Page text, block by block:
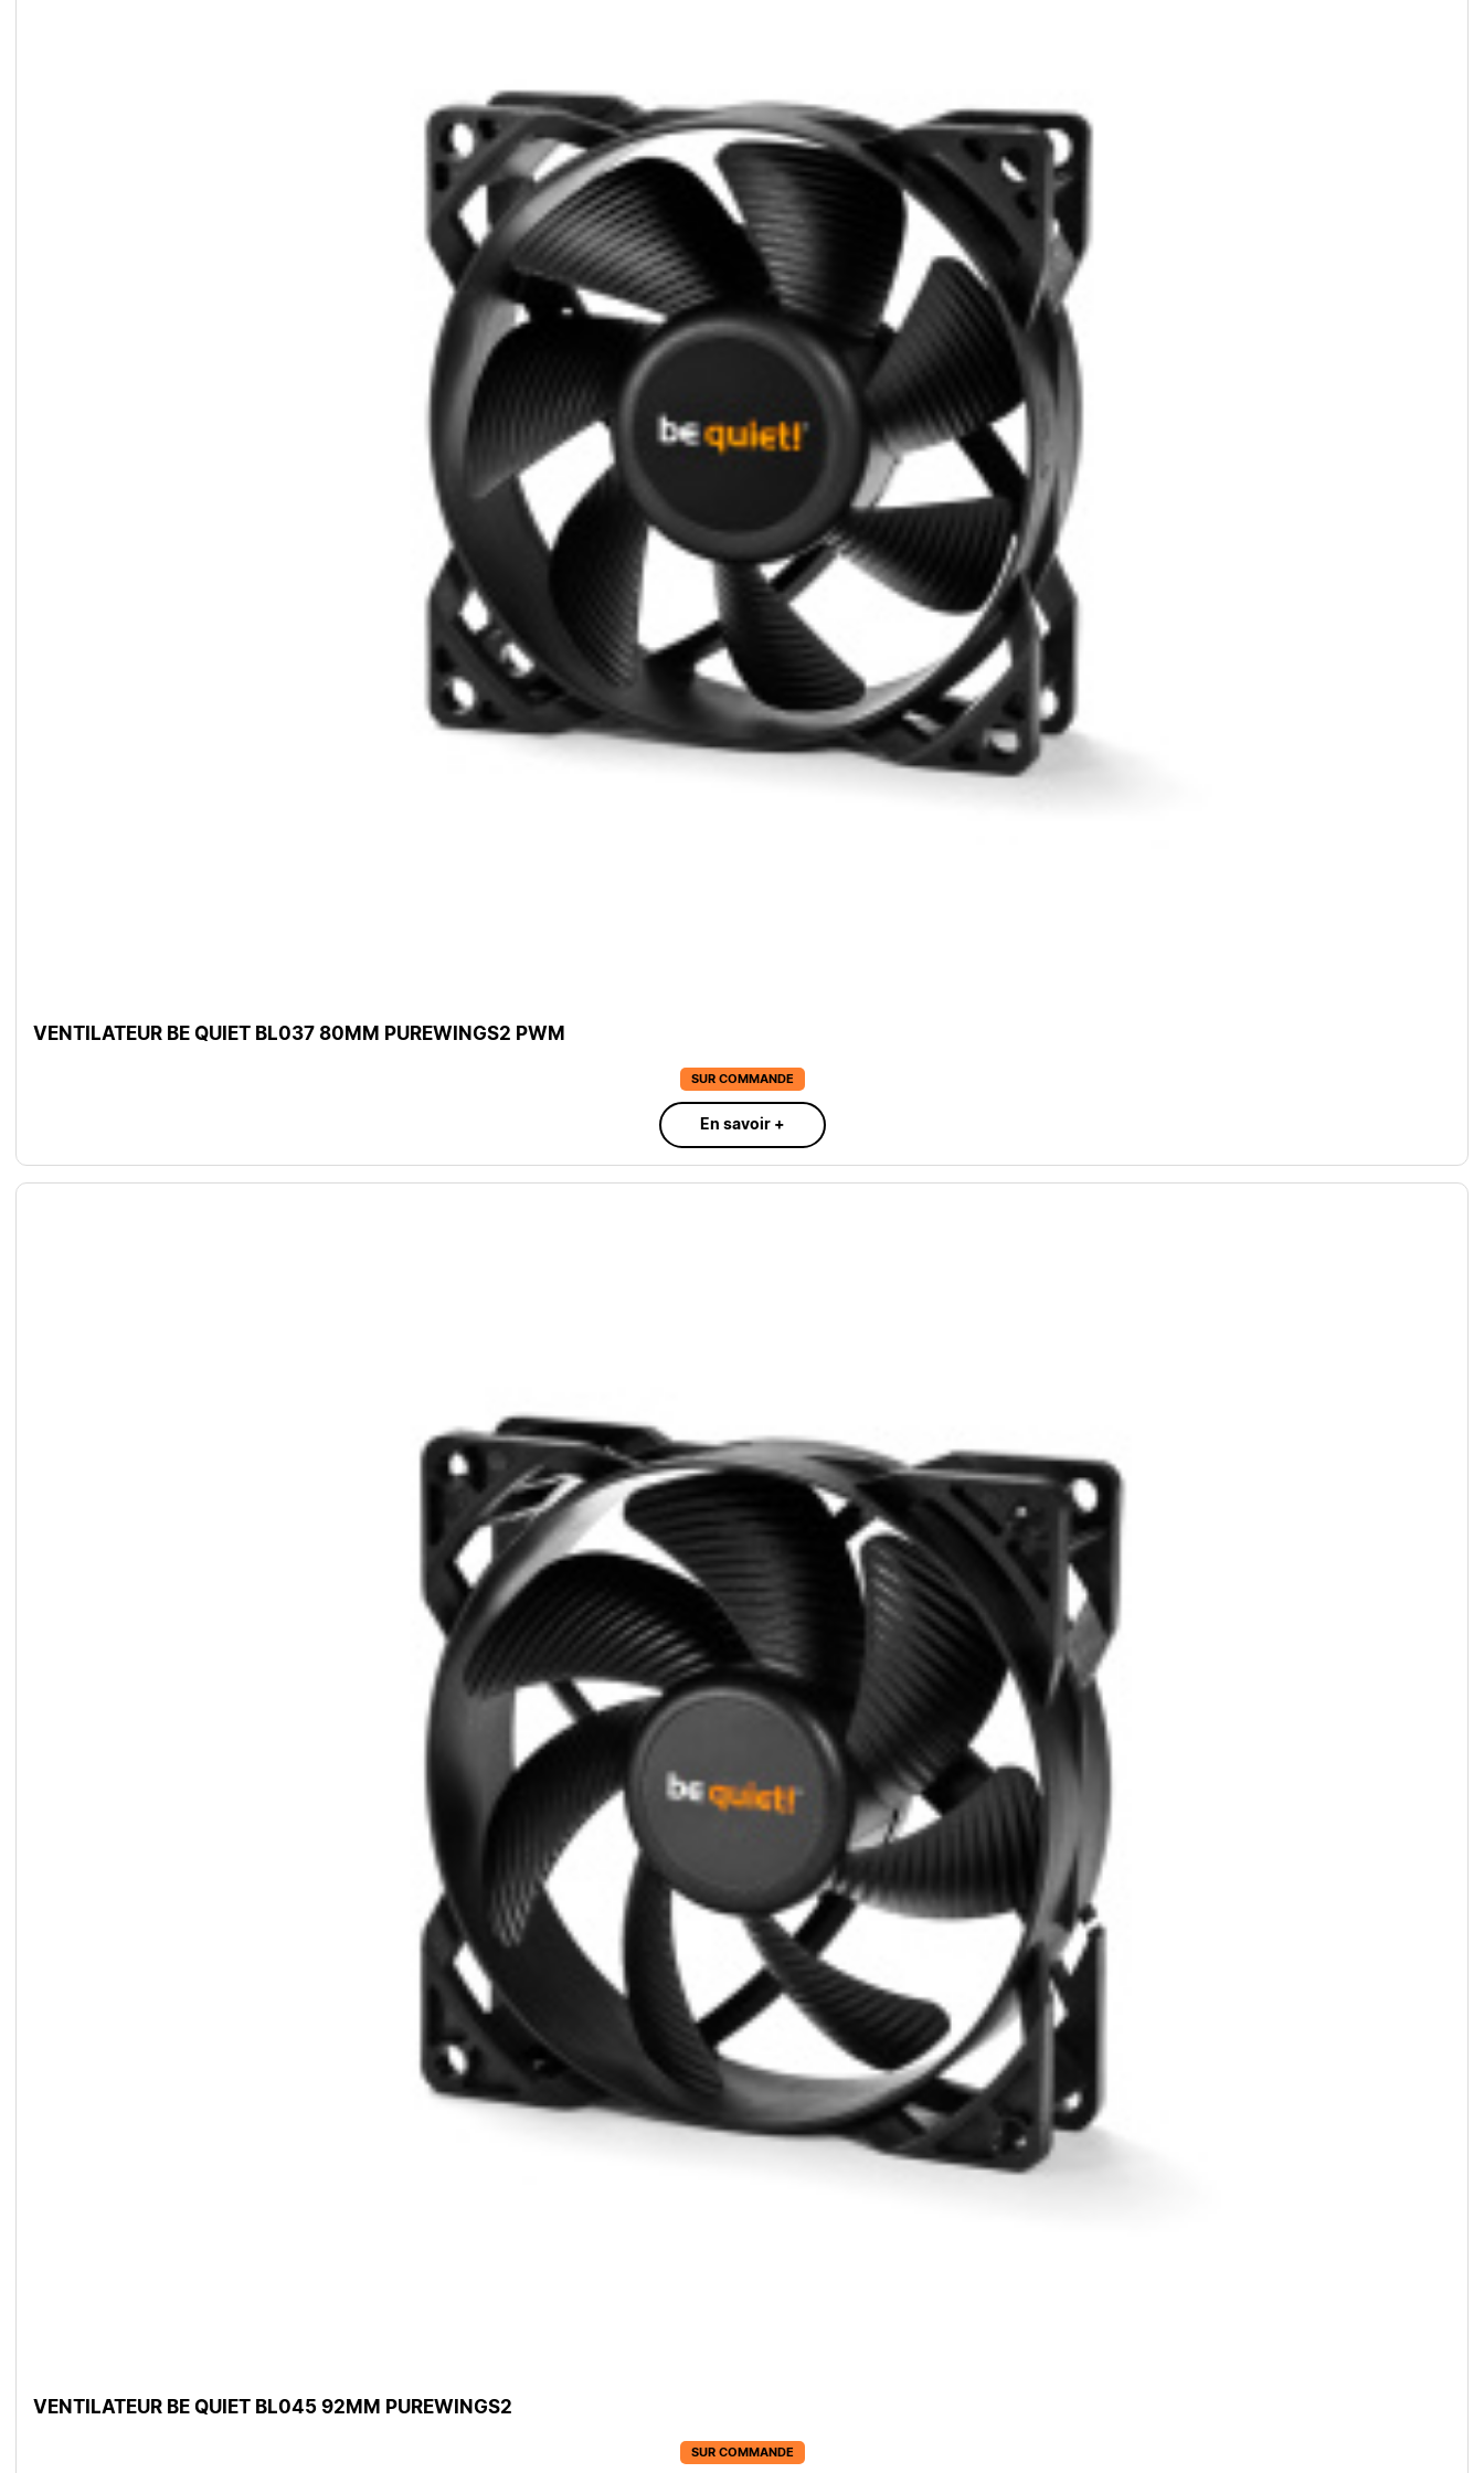
VENTILATEUR BE QUIET BL037 80MM PUREWINGS2 PWM
SUR COMMANDE
En savoir +
VENTILATEUR BE QUIET BL045 92MM PUREWINGS2
SUR COMMANDE